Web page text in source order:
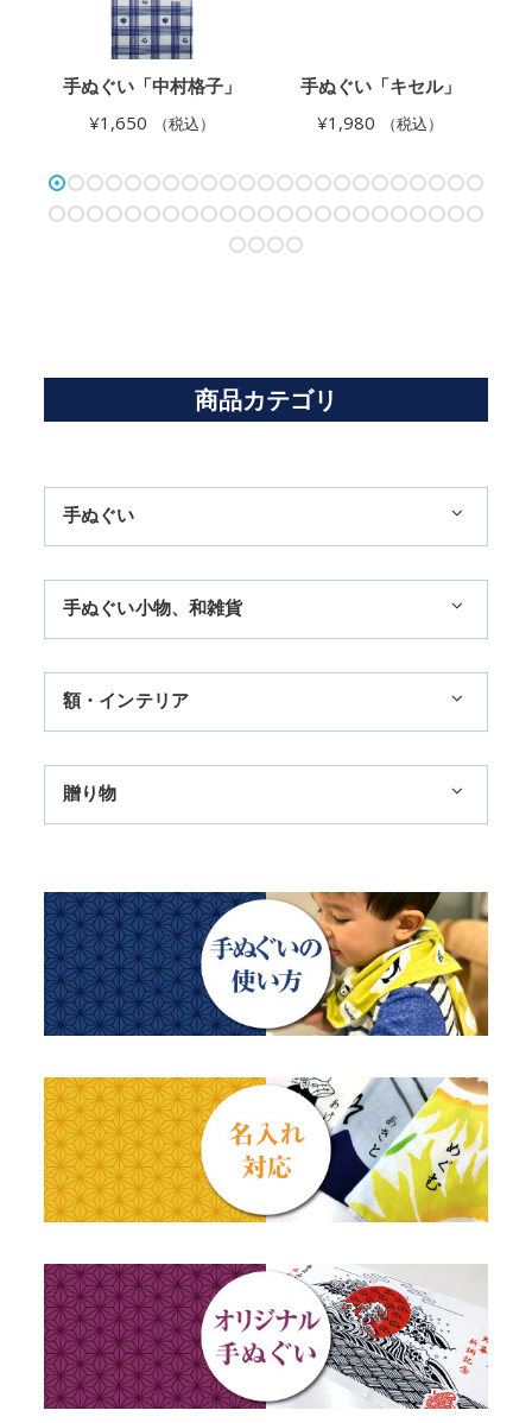
手ぬぐい「中村格子」
¥1,650 （税込）
手ぬぐい「キセル」
¥1,980 （税込）
商品カテゴリ
手ぬぐい
3,300円まで
11,000円まで
季節のおすすめ
浮世絵・名画名作・古典
干支・富士・招福・縁起物
動物・その他
江戸小紋・総柄・無地
藍染め・絞り染め
ギフトセット
手ぬぐい小物、和雑貨
扇子
トートバッグ
チーフ・風呂敷
ステーショナリー
額・インテリア
TokyoTokyo選定商品
タペストリー・掛軸・パネル額
のれん
贈り物
母の日ギフト
父の日ギフト
出産祝い
秋のギフト